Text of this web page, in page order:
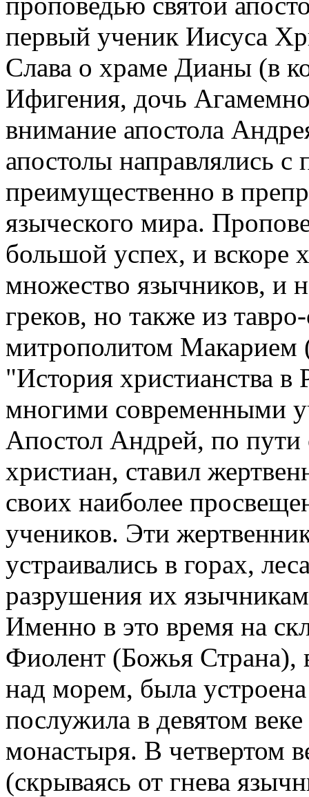
первый ученик Иисуса
Слава о храме Дианы (в
Ифигения, дочь
внимание апостола
апостолы направлялись с
преимущественно в
языческого мира.
большой успех, и вскоре
множество язычников, и
греков, но также из
митрополитом Макарием
"История христианства
многими современными
Апостол Андрей, по
христиан, ставил
своих наиболее
учеников. Эти
устраивались в горах,
разрушения их
Именно в это время на
Фиолент (Божья Страна),
над морем, была
послужила в девятом
монастыря. В четвертом
(скрываясь от гнева